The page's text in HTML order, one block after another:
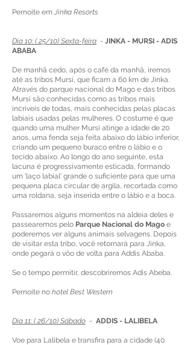
Pernoite emJinka Resorts
Dia 10: ( 25/10) Sexta-feira - JINKA - MURSI - ADIS
ABABA
De manhã cedo, após o café da manhã, iremos
até as tribos Mursi, que ficam a 60 km de Jinka.
Através do parque nacional do Mago e das tribos
Mursi são conhecidas como as tribos mais
incríveis de todas, mais conhecidas pelas placas
labiais usadas pelas mulheres. O costume é que
quando uma mulher Mursi atinge a idade de 20
anos, uma fenda seja feita abaixo do lábio inferior,
criando um pequeno buraco entre o lábio e o
tecido abaixo. Ao longo do ano seguinte, esta
lacuna é progressivamente esticada, formando
um 'laço labial' grande o suficiente para que uma
pequena placa circular de argila, recortada como
uma roldana, seja inserida entre o lábio e a boca.
Passaremos alguns momentos na aldeia deles e
passearemos pelo Parque Nacional do Mago e
poderemos ver alguns animais selvagens. Depois
de visitar esta tribo, você retornará para Jinka,
onde pegará o vôo de volta para Addis Ababa.
Se o tempo permitir, descobriremos Adis Abeba.
Pernoite no hotel Best Western
Dia 11: ( 26/10) Sábado - ADDIS - LALIBELA
Voe para Lalibela e transfira para a cidade (40